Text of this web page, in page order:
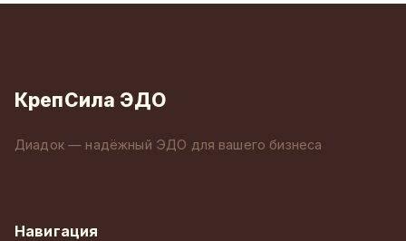
КрепСила ЭДО
Диадок — надёжный ЭДО для вашего бизнеса
Навигация